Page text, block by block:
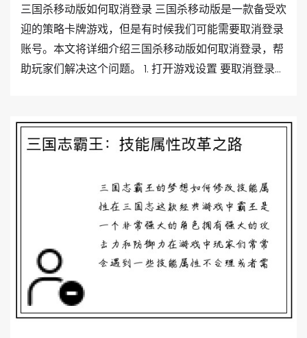
三国杀移动版如何取消登录 三国杀移动版是一款备受欢
迎的策略卡牌游戏，但是有时候我们可能需要取消登录
账号。本文将详细介绍三国杀移动版如何取消登录，帮
助玩家们解决这个问题。 1. 打开游戏设置 要取消登录...